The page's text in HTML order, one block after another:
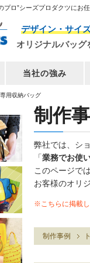
プロ”シーズプロダクツにお
デザイン・サイ
オリジナルバッグ
当社の強み
用収納バッグ
制作
弊社では、シ
「業務でお使
このページで
お客様のオリ
※こちらに掲載
制作事例